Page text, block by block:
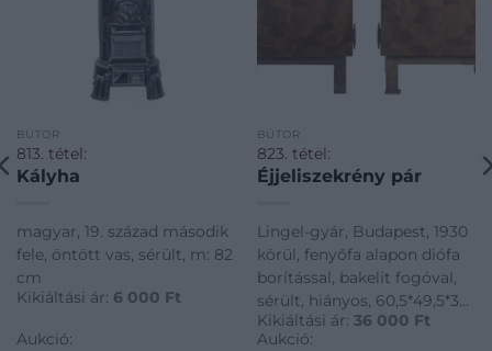
BÚTOR
813. tétel:
Kályha
magyar, 19. század második
fele, öntött vas, sérült, m: 82
cm
Kikiáltási ár: 6 000 Ft
Aukció:
BÚTOR
823. tétel:
Éjjeliszekrény pár
Lingel-gyár, Budapest, 1930
körül, fenyőfa alapon diófa
borítással, bakelit fogóval,
sérült, hiányos, 60,5*49,5*37
cm
Kikiáltási ár: 36 000 Ft
Aukció: